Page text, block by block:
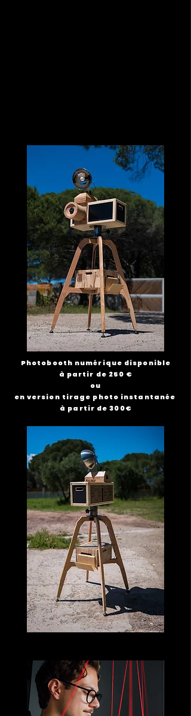
Photobooth numérique disponible
à partir de 250 €
ou
en version tirage photo instantanée
à partir de 300€